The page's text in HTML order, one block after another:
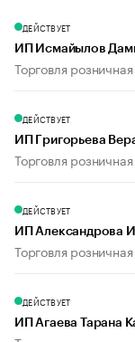
ДЕЙСТВУЕТ
ИП Исмайылов
Торговля
ДЕЙСТВУЕТ
ИП Григорьева
Торговля
ДЕЙСТВУЕТ
ИП Александрова
Торговля
ДЕЙСТВУЕТ
ИП Агаева Тарана